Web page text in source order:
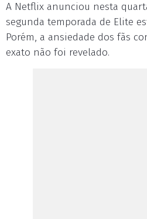
A Netflix anunciou nesta
segunda temporada de Elite
Porém, a ansiedade dos fãs
exato não foi revelado.